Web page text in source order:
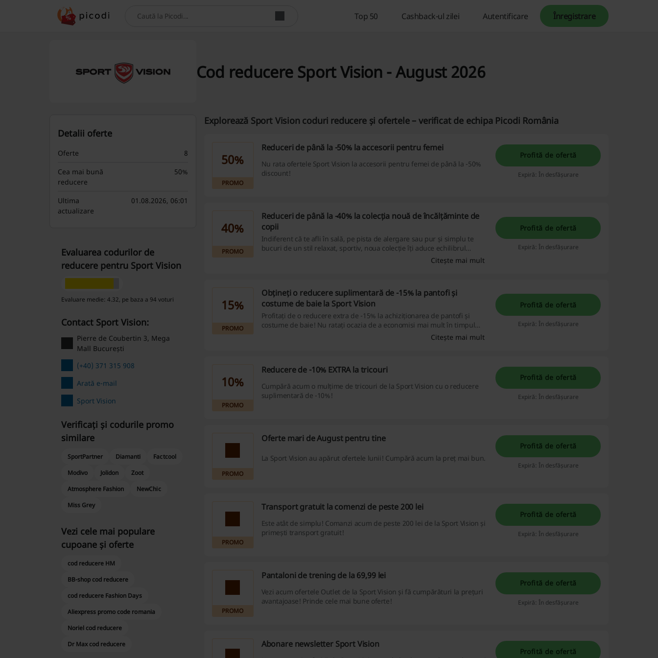
Caută Top 50 Cashback-ul zilei Autentificare Înregistrare
Cod reducere Sport Vision - August 2026
Explorează Sport Vision coduri reducere și ofertele – verificat de echipa Picodi România
50%
PROMO
Reduceri de până la -50% la accesorii pentru femei
Nu rata ofertele Sport Vision la accesorii pentru femei de până la -50%
discount!
Profită de ofertă
Expiră: În desfășurare
40%
PROMO
Reduceri de până la -40% la colecția nouă de încălțăminte de
copii
Indiferent că te afli în sală, pe pista de alergare sau pur și simplu te
bucuri de un stil relaxat, sportiv, noua colecție îți aduce echilibrul
perfect între confort și funcționalitate. De la încălțăminte la
îmbrăcăminte și echipamente, cele mai recente modele sunt concepute
Citește mai mult
Profită de ofertă
Expiră: În desfășurare
15%
PROMO
Obțineți o reducere suplimentară de -15% la pantofi și
costume de baie la Sport Vision
Profitați de o reducere extra de -15% la achiziționarea de pantofi și
costume de baie! Nu ratați ocazia de a economisi mai mult în timpul
Citește mai mult
Profită de ofertă
Expiră: În desfășurare
10%
PROMO
Reducere de -10% EXTRA la tricouri
Cumpără acum o mulțime de tricouri de la Sport Vision cu o reducere
suplimentară de -10%!
Profită de ofertă
Expiră: În desfășurare
PROMO
Oferte mari de August pentru tine
La Sport Vision au apărut ofertele lunii! Cumpără acum la preț mai bun.
Profită de ofertă
Expiră: În desfășurare
PROMO
Transport gratuit la comenzi de peste 200 lei
Este atât de simplu! Comanzi acum de peste 200 lei de la Sport Vision și
primești transport gratuit!
Profită de ofertă
Expiră: În desfășurare
PROMO
Pantaloni de trening de la 69,99 lei
Vezi acum ofertele Outlet de la Sport Vision și fă cumpărături la prețuri
avantajoase! Prinde cele mai bune oferte!
Profită de ofertă
Expiră: În desfășurare
Abonare newsletter Sport Vision
Profită de ofertă
Detalii oferte
Oferte
8
Cea mai bună
reducere
50%
Ultima
actualizare
01.08.2026, 06:01
Evaluarea codurilor de
reducere pentru Sport Vision
Evaluare medie: 4.32, pe baza a 94 voturi
Contact Sport Vision:
Pierre de Coubertin 3, Mega
Mall București
(+40) 371 315 908
Arată e-mail
Sport Vision
Verificați și codurile promo
similare
SportPartner Diamanti
Factcool
Modivo
Jolidon
Zoot
Atmosphere Fashion
NewChic
Miss Grey
Vezi cele mai populare
cupoane și oferte
cod reducere HM
BB-shop cod reducere
cod reducere Fashion Days
Aliexpress promo code romania
Noriel cod reducere
Dr Max cod reducere